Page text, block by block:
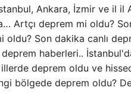
Ankara, İzmir ve il il
Artçı deprem mi oldu?
oldu? Son dakika canlı
haberleri..
deprem oldu ve
bölgede deprem oldu?